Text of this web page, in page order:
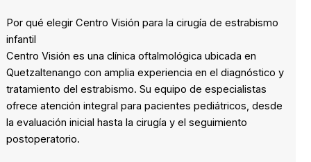
Por qué elegir Centro Visión para la cirugía de estrabismo
infantil
Centro Visión es una clínica oftalmológica ubicada en
Quetzaltenango con amplia experiencia en el diagnóstico y
tratamiento del estrabismo. Su equipo de especialistas
ofrece atención integral para pacientes pediátricos, desde
la evaluación inicial hasta la cirugía y el seguimiento
postoperatorio.